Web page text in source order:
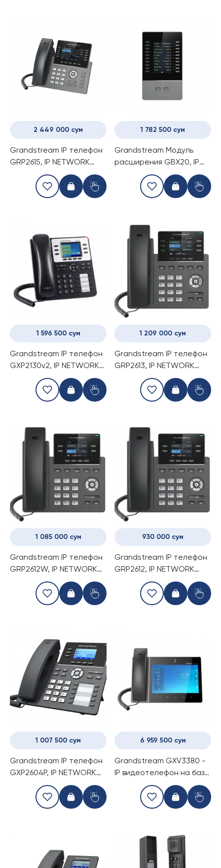
2 449 000 сум
Grandstream IP телефон
GRP2615, IP NETWORK
TELEPHONE
1 782 500 сум
Grandstream Модуль
расширения GBX20, IP
NETWORK TELEPHONE
1 596 500 сум
Grandstream IP телефон
GXP2130v2, IP NETWORK
TELEPHONE
1 209 000 сум
Grandstream IP телефон
GRP2613, IP NETWORK
TELEPHONE
1 085 000 сум
Grandstream IP телефон
GRP2612W, IP NETWORK
TELEPHONE
930 000 сум
Grandstream IP телефон
GRP2612, IP NETWORK
TELEPHONE
1 007 500 сум
Grandstream IP телефон
GXP2604P, IP NETWORK
TELEPHONE
6 959 500 сум
Grandstream GXV3380 -
IP видеотелефон на базе